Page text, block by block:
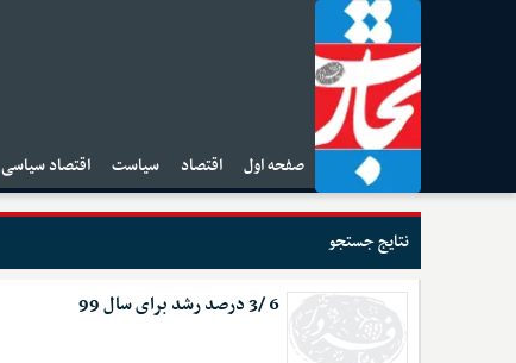
صفحه اول اقتصاد سیاست اقتصاد سیاسی
نتایج جستجو
6 /3 درصد رشد برای سال 99